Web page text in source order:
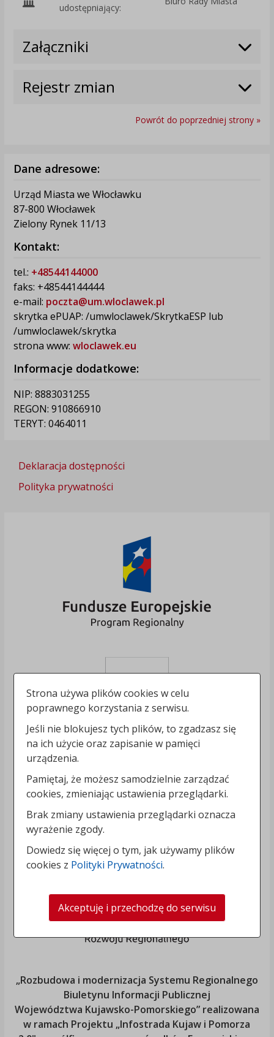
udostępniający:
Załączniki
Rejestr zmian
Powrót do poprzedniej strony »
Dane adresowe:
Urząd Miasta we Włocławku
87-800 Włocławek
Zielony Rynek 11/13
Kontakt:
tel.: +48544144000
faks: +48544144444
e-mail: poczta@um.wloclawek.pl
skrytka ePUAP: /umwloclawek/SkrytkaESP lub
/umwloclawek/skrytka
strona www: wloclawek.eu
Informacje dodatkowe:
NIP: 8883031255
REGON: 910866910
TERYT: 0464011
Deklaracja dostępności
Polityka prywatności
„Rozbudowa i modernizacja Systemu Regionalnego
Biuletynu Informacji Publicznej
Województwa Kujawsko-Pomorskiego” realizowana
w ramach Projektu „Infostrada Kujaw i Pomorza
Strona używa plików cookies w celu
poprawnego korzystania z serwisu.
Jeśli nie blokujesz tych plików, to zgadzasz się
na ich użycie oraz zapisanie w pamięci
urządzenia.
Pamiętaj, że możesz samodzielnie zarządzać
cookies, zmieniając ustawienia przeglądarki.
Brak zmiany ustawienia przeglądarki oznacza
wyrażenie zgody.
Dowiedz się więcej o tym, jak używamy plików
cookies z Polityki Prywatności.
Akceptuję i przechodzę do serwisu